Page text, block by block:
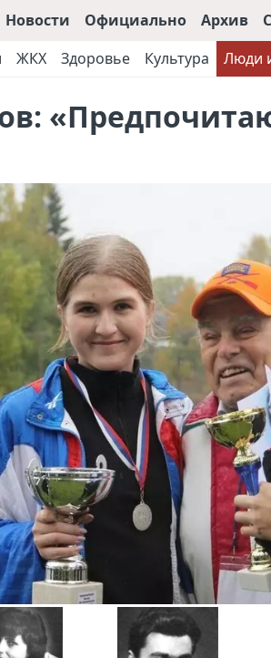
Новости Официально Архив
ЖКХ Здоровье Культура Люди